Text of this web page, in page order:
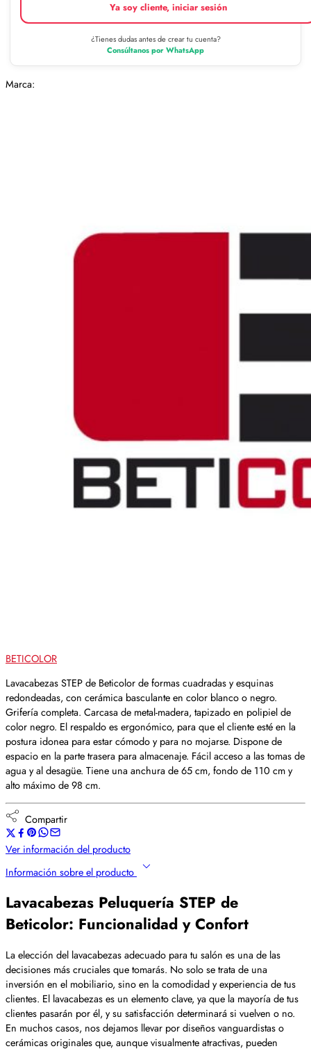
Ya soy cliente, iniciar sesión
¿Tienes dudas antes de crear tu cuenta?
Consúltanos por WhatsApp
Marca:
BETICOLOR
Lavacabezas STEP de Beticolor de formas cuadradas y esquinas
redondeadas, con cerámica basculante en color blanco o negro.
Grifería completa. Carcasa de metal-madera, tapizado en polipiel de
color negro. El respaldo es ergonómico, para que el cliente esté en la
postura idonea para estar cómodo y para no mojarse. Dispone de
espacio en la parte trasera para almacenaje. Fácil acceso a las tomas de
agua y al desagüe. Tiene una anchura de 65 cm, fondo de 110 cm y
alto máximo de 98 cm.
Compartir
Ver información del producto
Información sobre el producto
Lavacabezas Peluquería STEP de
Beticolor: Funcionalidad y Confort
La elección del lavacabezas adecuado para tu salón es una de las
decisiones más cruciales que tomarás. No solo se trata de una
inversión en el mobiliario, sino en la comodidad y experiencia de tus
clientes. El lavacabezas es un elemento clave, ya que la mayoría de tus
clientes pasarán por él, y su satisfacción determinará si vuelven o no.
En muchos casos, nos dejamos llevar por diseños vanguardistas o
cerámicas originales que, aunque visualmente atractivas, pueden